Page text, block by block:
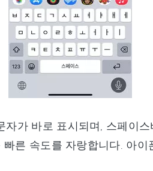
가 바로 표시되며, 스페이
른 속도를 자랑합니다. 아이